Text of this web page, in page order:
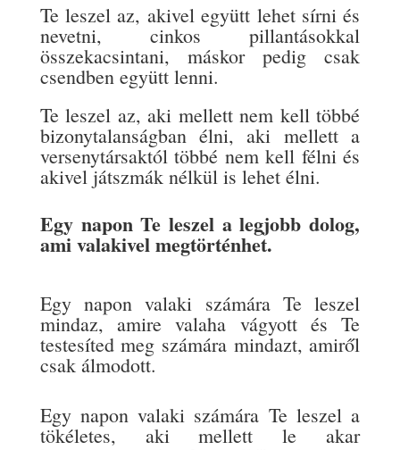
Te leszel az, akivel együtt lehet sírni és
nevetni, cinkos pillantásokkal
összekacsintani, máskor pedig csak
csendben együtt lenni.
Te leszel az, aki mellett nem kell többé
bizonytalanságban élni, aki mellett a
versenytársaktól többé nem kell félni és
akivel játszmák nélkül is lehet élni.
Egy napon Te leszel a legjobb dolog,
ami valakivel megtörténhet.
Egy napon valaki számára Te leszel
mindaz, amire valaha vágyott és Te
testesíted meg számára mindazt, amiről
csak álmodott.
Egy napon valaki számára Te leszel a
tökéletes, aki mellett le akar